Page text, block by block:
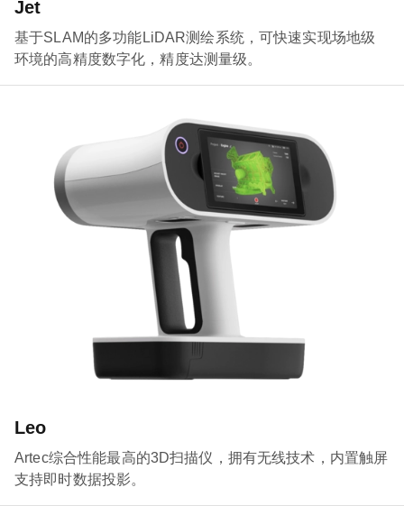
Jet
基于SLAM的多功能LiDAR测绘系统，可快速实现场地级
环境的高精度数字化，精度达测量级。
Leo
Artec综合性能最高的3D扫描仪，拥有无线技术，内置触屏
支持即时数据投影。